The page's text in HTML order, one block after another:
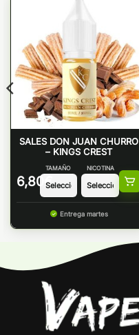
SALES DON JUAN CHURRO
– KINGS CREST
6,80 €
TAMAÑO NICOTINA
Entrega martes